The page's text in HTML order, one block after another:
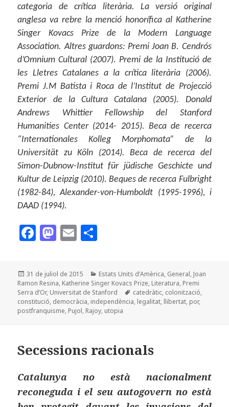
categoria de crítica literària. La versió original
anglesa va rebre la menció honorífica al Katherine
Singer Kovacs Prize de la Modern Language
Association. Altres guardons: Premi Joan B. Cendrós
d’Omnium Cultural (2007). Premi de la Institució de
les Lletres Catalanes a la crítica literària (2006).
Premi J.M Batista i Roca de l’Institut de Projecció
Exterior de la Cultura Catalana (2005). Donald
Andrews Whittier Fellowship del Stanford
Humanities Center (2014- 2015). Beca de recerca
“Internationales Kolleg Morphomata” de la
Universität zu Köln (2014). Beca de recerca del
Simon-Dubnow-Institut für jüdische Geschicte und
Kultur de Leipzig (2010). Beques de recerca Fulbright
(1982-84), Alexander-von-Humboldt (1995-1996), i
DAAD (1994).
F
c
e
b
o
k
M
to
d
o
n
E
l p
a
rt
x
Publicat
el
31 de juliol de 2015 Categories
Estats Units d'Amèrica, General, Joan
Ramon Resina, Katherine Singer Kovacs Prize, Literatura, Premi
Serra d’Or, Universitat de Stanford Etiquetes
catedràtic, colonització,
constitució, democràcia, independència, legalitat, llibertat, por,
postfranquisme, Pujol, Rajoy, utopia
Secessions racionals
Catalunya no està nacionalment
reconeguda i el seu autogovern no està